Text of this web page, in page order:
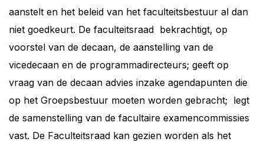
aanstelt en het beleid van het faculteitsbestuur al dan
niet goedkeurt. De faculteitsraad bekrachtigt, op
voorstel van de decaan, de aanstelling van de
vicedecaan en de programmadirecteurs; geeft op
vraag van de decaan advies inzake agendapunten die
op het Groepsbestuur moeten worden gebracht; legt
de samenstelling van de facultaire examencommissies
vast. De Faculteitsraad kan gezien worden als het